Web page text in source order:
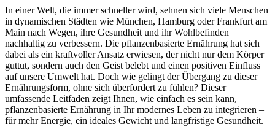
In einer Welt, die immer schneller wird, sehnen sich viele Menschen
in dynamischen Städten wie München, Hamburg oder Frankfurt am
Main nach Wegen, ihre Gesundheit und ihr Wohlbefinden
nachhaltig zu verbessern. Die pflanzenbasierte Ernährung hat sich
dabei als ein kraftvoller Ansatz erwiesen, der nicht nur dem Körper
guttut, sondern auch den Geist belebt und einen positiven Einfluss
auf unsere Umwelt hat. Doch wie gelingt der Übergang zu dieser
Ernährungsform, ohne sich überfordert zu fühlen? Dieser
umfassende Leitfaden zeigt Ihnen, wie einfach es sein kann,
pflanzenbasierte Ernährung in Ihr modernes Leben zu integrieren –
für mehr Energie, ein ideales Gewicht und langfristige Gesundheit.